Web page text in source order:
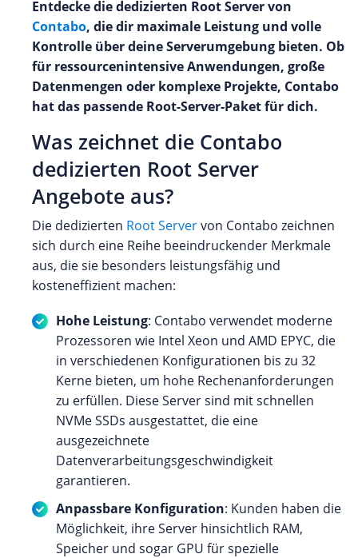
Entdecke die dedizierten Root Server von
Contabo, die dir maximale Leistung und volle
Kontrolle über deine Serverumgebung bieten. Ob
für ressourcenintensive Anwendungen, große
Datenmengen oder komplexe Projekte, Contabo
hat das passende Root-Server-Paket für dich.
Was zeichnet die Contabo
dedizierten Root Server
Angebote aus?
Die dedizierten Root Servervon Contabo zeichnen
sich durch eine Reihe beeindruckender Merkmale
aus, die sie besonders leistungsfähig und
kosteneffizient machen:
Hohe Leistung: Contabo verwendet moderne
Prozessoren wie Intel Xeon und AMD EPYC, die
in verschiedenen Konfigurationen bis zu 32
Kerne bieten, um hohe Rechenanforderungen
zu erfüllen. Diese Server sind mit schnellen
NVMe SSDs ausgestattet, die eine
ausgezeichnete
Datenverarbeitungsgeschwindigkeit
garantieren.
Anpassbare Konfiguration: Kunden haben die
Möglichkeit, ihre Server hinsichtlich RAM,
Speicher und sogar GPU für spezielle